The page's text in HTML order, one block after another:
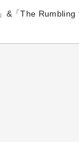
&「The